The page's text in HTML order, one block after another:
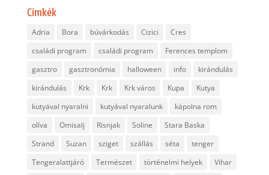
Címkék
Adria Bora búvárkodás Cizici
Cres
családi program
családi program
Ferences templom
gasztro
gasztronómia halloween info
kirándulás
kirándulás
Krk Krk Krk város Kupa
Kutya
kutyával nyaralni
kutyával nyaralunk
kápolna rom
olíva
Omisalj Risnjak Soline
Stara Baska
Strand
Suzan sziget szállás séta
tenger
Tengeralattjáró
Természet történelmi helyek
Vihar